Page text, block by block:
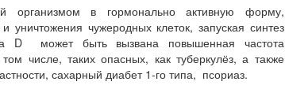
организмом в гормонально активную форму,
уничтожения чужеродных клеток, запуская синтез
D может быть вызвана повышенная частота
числе, таких опасных, как туберкулёз, а также
сахарный диабет 1-го типа, псориаз.